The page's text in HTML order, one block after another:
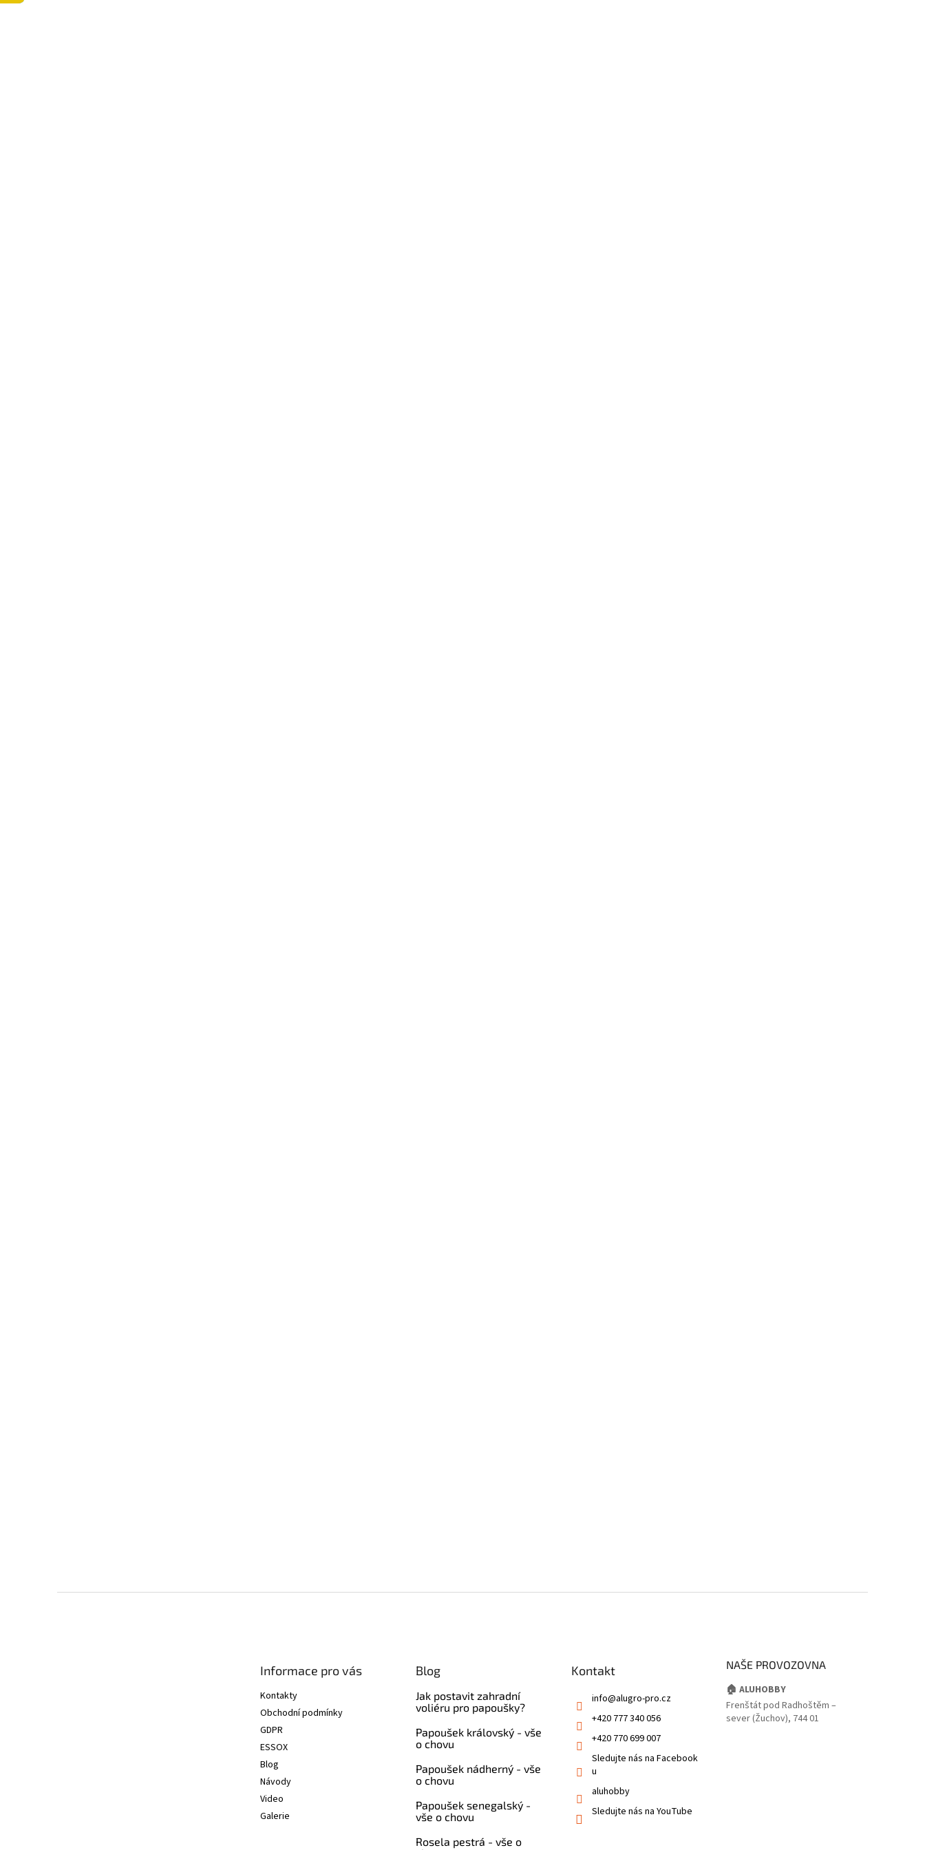
Informace pro vás
Kontakty
Obchodní podmínky
GDPR
ESSOX
Blog
Návody
Video
Galerie
Blog
Jak postavit zahradní
voliéru pro papoušky?
Papoušek královský - vše
o chovu
Papoušek nádherný - vše
o chovu
Papoušek senegalský -
vše o chovu
Rosela pestrá - vše o
Kontakt
info@alugro-pro.cz
+420 777 340 056
+420 770 699 007
Sledujte nás na Facebook
u
aluhobby
Sledujte nás na YouTube
NAŠE PROVOZOVNA
🏠 ALUHOBBY
Frenštát pod Radhoštěm –
sever (Žuchov), 744 01